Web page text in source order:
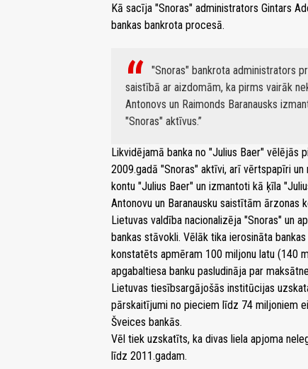
Kā sacīja "Snoras" administrators Gintars
bankas bankrota procesā.
"Snoras" bankrota administrators
saistībā ar aizdomām, ka pirms vairāk
Antonovs un Raimonds Baranausks
"Snoras" aktīvus.
Likvidējamā banka no "Julius Baer" vēlējās
2009.gadā "Snoras" aktīvi, arī vērtspapīri
kontu "Julius Baer" un izmantoti kā ķīla
Antonovu un Baranausku saistītām ārzonas
Lietuvas valdība nacionalizēja "Snoras" un
bankas stāvokli. Vēlāk tika ierosināta
konstatēts apmēram 100 miljonu latu (140
apgabaltiesa banku pasludināja par
Lietuvas tiesībsargājošās institūcijas
pārskaitījumi no pieciem līdz 74 miljoniem
Šveices bankās.
Vēl tiek uzskatīts, ka divas liela apjoma
līdz 2011.gadam.